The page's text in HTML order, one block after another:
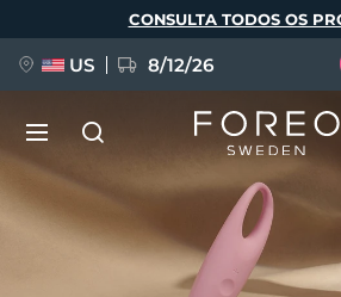
principal
CONSULTA TODOS OS
US 8/12/26
NOVIDADE
BREAKING NEWS
Idioma